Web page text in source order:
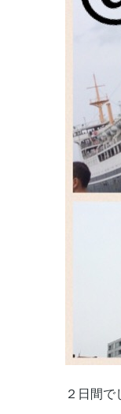
２日間で